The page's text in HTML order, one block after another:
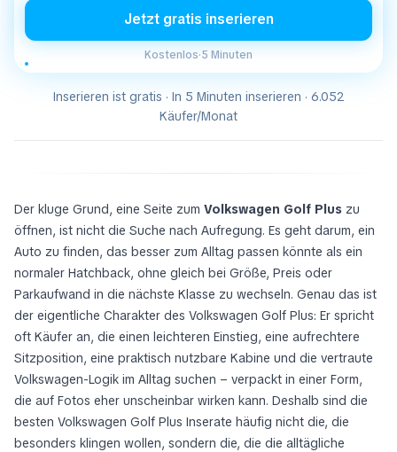
Jetzt gratis inserieren
Kostenlos·5 Minuten
Inserieren ist gratis · In 5 Minuten inserieren · 6.052
Käufer/Monat
Der kluge Grund, eine Seite zum Volkswagen Golf Plus zu
öffnen, ist nicht die Suche nach Aufregung. Es geht darum, ein
Auto zu finden, das besser zum Alltag passen könnte als ein
normaler Hatchback, ohne gleich bei Größe, Preis oder
Parkaufwand in die nächste Klasse zu wechseln. Genau das ist
der eigentliche Charakter des Volkswagen Golf Plus: Er spricht
oft Käufer an, die einen leichteren Einstieg, eine aufrechtere
Sitzposition, eine praktisch nutzbare Kabine und die vertraute
Volkswagen-Logik im Alltag suchen – verpackt in einer Form,
die auf Fotos eher unscheinbar wirken kann. Deshalb sind die
besten Volkswagen Golf Plus Inserate häufig nicht die, die
besonders klingen wollen, sondern die, die die alltägliche